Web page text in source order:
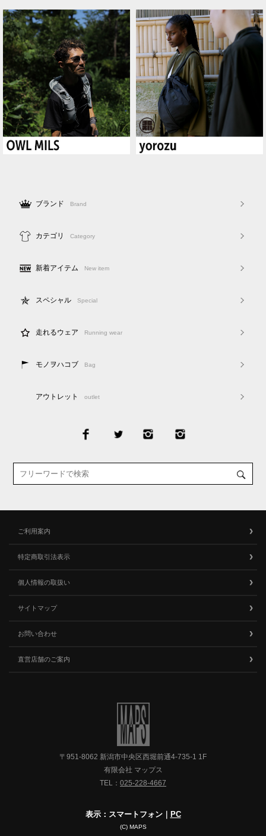
ブランド Brand
カテゴリ Category
新着アイテム New item
スペシャル Special
走れるウェア Running wear
モノヲハコブ Bag
アウトレット outlet
ご利用案内
特定商取引法表示
個人情報の取扱い
サイトマップ
お問い合わせ
直営店舗のご案内
〒951-8062 新潟市中央区西堀前通4-735-1 1F
有限会社 マップス
TEL： 025-228-4667
表示：スマートフォン｜ PC
(C) MAPS